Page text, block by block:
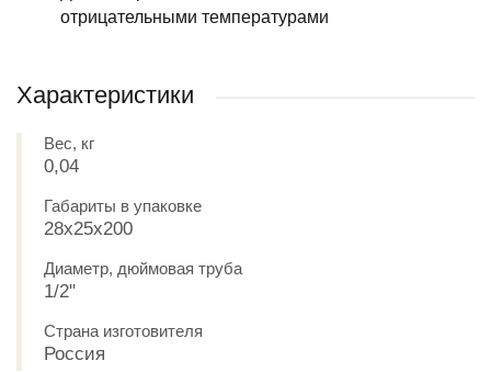
отрицательными температурами
Характеристики
Вес, кг
0,04
Габариты в упаковке
28х25х200
Диаметр, дюймовая труба
1/2"
Страна изготовителя
Россия